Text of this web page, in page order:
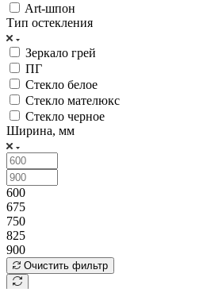
Art-шпон
Тип остекления
Зеркало грей
ПГ
Стекло белое
Стекло мателюкс
Стекло черное
Ширина, мм
600
675
750
825
900
Очистить фильтр